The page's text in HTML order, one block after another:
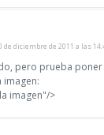
de diciembre de 2011 a las
pero prueba
imagen:
imagen"/>